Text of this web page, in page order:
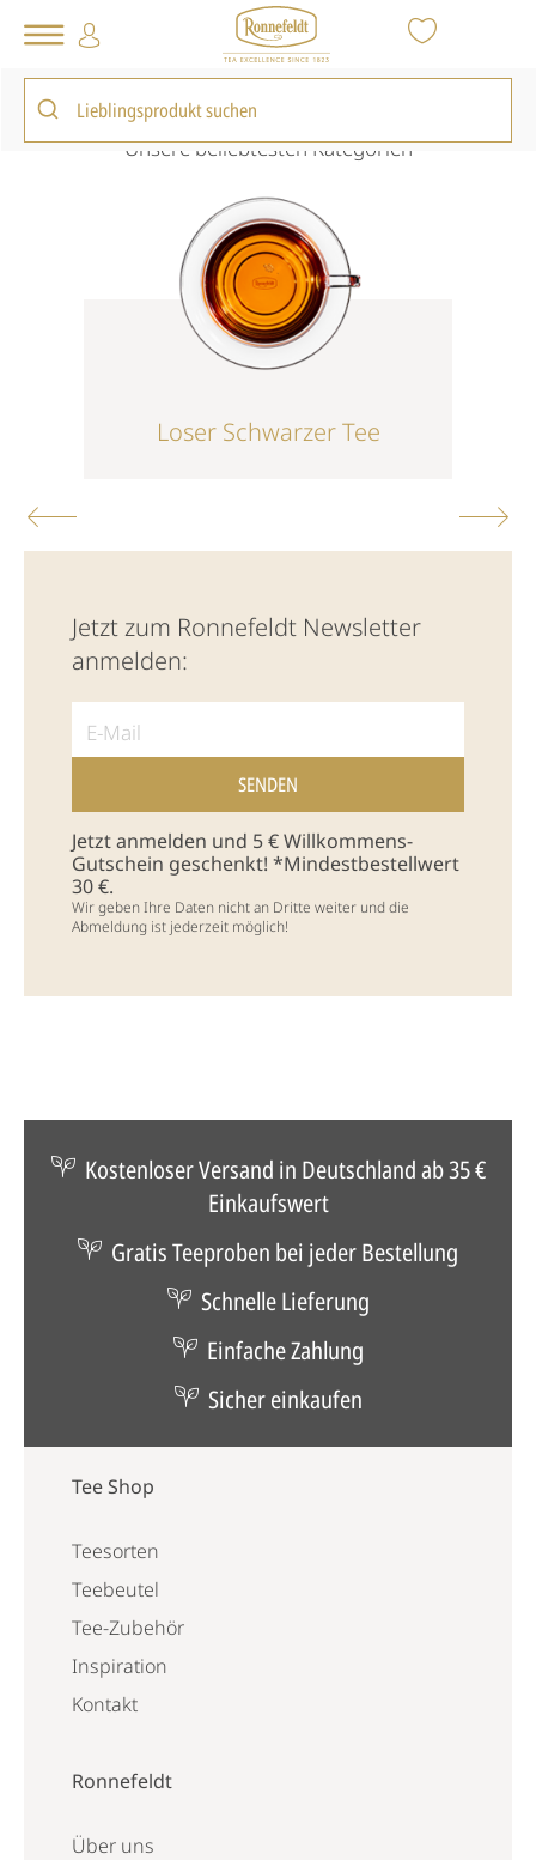
Tee Shop Vorschaukollektion
Unsere beliebtesten Kategorien
Loser Schwarzer Tee
Jetzt zum Ronnefeldt Newsletter
anmelden:
Jetzt anmelden und 5 € Willkommens-
Gutschein geschenkt! *Mindestbestellwert
30 €.
Wir geben Ihre Daten nicht an Dritte weiter und die
Abmeldung ist jederzeit möglich!
Kostenloser Versand in Deutschland ab 35 €
Einkaufswert
Gratis Teeproben bei jeder Bestellung
Schnelle Lieferung
Einfache Zahlung
Sicher einkaufen
Tee Shop
Teesorten
Teebeutel
Tee-Zubehör
Inspiration
Kontakt
Ronnefeldt
Über uns